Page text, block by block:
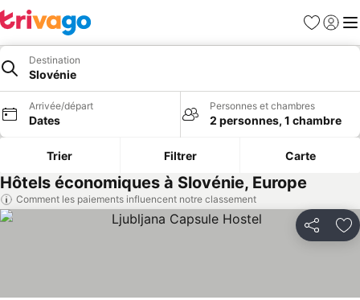
Favoris
Se
Destination
Slovénie
Arrivée/départ
Dates
Personnes et chambres
2 personnes, 1 chambre
Trier Filtrer Carte
Hôtels économiques à Slovénie, Europe
Comment les paiements influencent notre classement
Partager